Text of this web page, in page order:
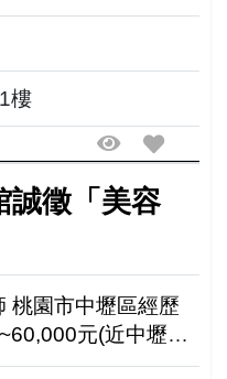
額簡易的出納收銀 歡...
樓
誠徵「美容
元(近中壢火
、排休 時段任選、